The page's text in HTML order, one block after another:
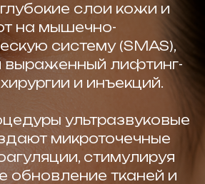
слои кожи и
на мышечно-
систему (SMAS),
выраженный лифтинг-
и инъекций.
ультразвуковые
микроточечные
стимулируя
обновление тканей и